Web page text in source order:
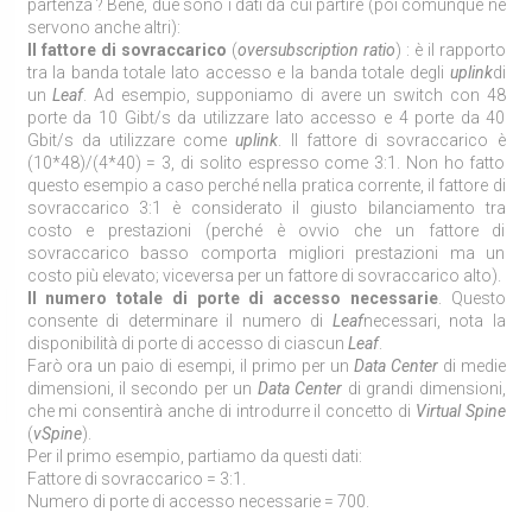
partenza ? Bene, due sono i dati da cui partire (poi comunque ne
servono anche altri):
Il fattore di sovraccarico (oversubscription ratio) : è il rapporto
tra la banda totale lato accesso e la banda totale degli uplinkdi
unLeaf. Ad esempio, supponiamo di avere un switch con 48
porte da 10 Gibt/s da utilizzare lato accesso e 4 porte da 40
Gbit/s da utilizzare comeuplink . Il fattore di sovraccarico è
(10*48)/(4*40) = 3, di solito espresso come 3:1. Non ho fatto
questo esempio a caso perché nella pratica corrente, il fattore di
sovraccarico 3:1 è considerato il giusto bilanciamento tra
costo e prestazioni (perché è ovvio che un fattore di
sovraccarico basso comporta migliori prestazioni ma un
costo più elevato; viceversa per un fattore di sovraccarico alto).
Il numero totale di porte di accesso necessarie. Questo
consente di determinare il numero di Leafnecessari, nota la
disponibilità di porte di accesso di ciascun Leaf.
Farò ora un paio di esempi, il primo per un Data Centerdi medie
dimensioni, il secondo per un Data Center di grandi dimensioni,
che mi consentirà anche di introdurre il concetto di Virtual Spine
(vSpine).
Per il primo esempio, partiamo da questi dati:
Fattore di sovraccarico = 3:1.
Numero di porte di accesso necessarie = 700.